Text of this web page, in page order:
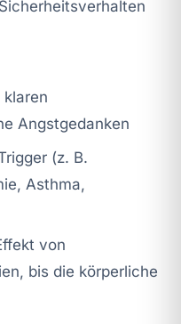
Angstgedanken
(z. B.
Asthma,
von
bis die körperliche